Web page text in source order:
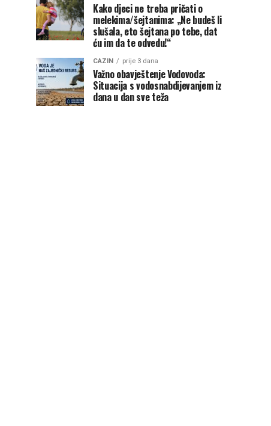
Kako djeci ne treba pričati o
melekima/šejtanima: „Ne budeš li
slušala, eto šejtana po tebe, dat
ću im da te odvedu!“
CAZIN prije 3 dana
Važno obavještenje Vodovoda:
Situacija s vodosnabdijevanjem iz
dana u dan sve teža